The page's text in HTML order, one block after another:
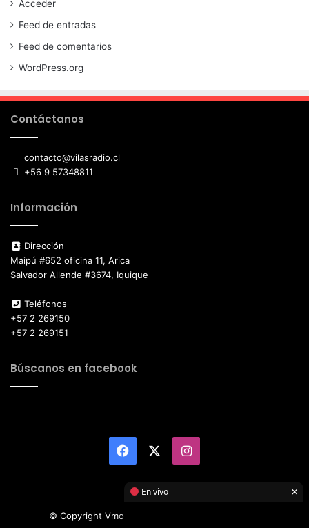
Acceder
Feed de entradas
Feed de comentarios
WordPress.org
Contáctanos
contacto@vilasradio.cl
+56 9 57348811
Información
Dirección
Maipú #652 oficina 11, Arica
Salvador Allende #3674, Iquique
Teléfonos
+57 2 269150
+57 2 269151
Búscanos en facebook
Facebook Instagram
© Copyright Vmotor TI 2026, All Rights Reserved
En vivo ×